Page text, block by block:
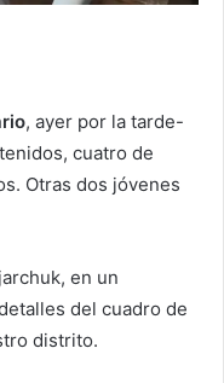
, ayer por la tarde-
cuatro de
Otras dos jóvenes
en un
del cuadro de
distrito.